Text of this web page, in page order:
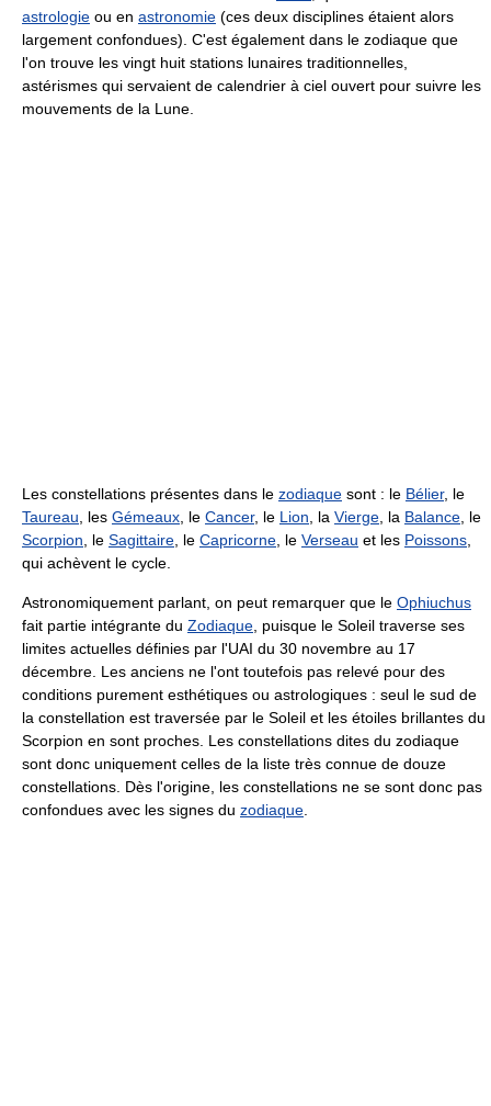
astrologie ou en astronomie (ces deux disciplines étaient alors
largement confondues). C'est également dans le zodiaque que
l'on trouve les vingt huit stations lunaires traditionnelles,
astérismes qui servaient de calendrier à ciel ouvert pour suivre les
mouvements de la Lune.
Les constellations présentes dans le zodiaque sont : le Bélier, le
Taureau, les Gémeaux, le Cancer, le Lion, la Vierge, la Balance, le
Scorpion, le Sagittaire, le Capricorne, le Verseau et les Poissons,
qui achèvent le cycle.
Astronomiquement parlant, on peut remarquer que le Ophiuchus
fait partie intégrante du Zodiaque, puisque le Soleil traverse ses
limites actuelles définies par l'UAI du 30 novembre au 17
décembre. Les anciens ne l'ont toutefois pas relevé pour des
conditions purement esthétiques ou astrologiques : seul le sud de
la constellation est traversée par le Soleil et les étoiles brillantes du
Scorpion en sont proches. Les constellations dites du zodiaque
sont donc uniquement celles de la liste très connue de douze
constellations. Dès l'origine, les constellations ne se sont donc pas
confondues avec les signes du zodiaque.